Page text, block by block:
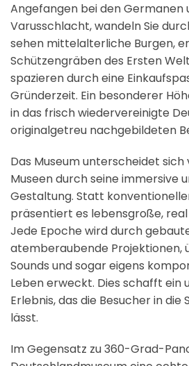
Angefangen bei den Germanen
Varusschlacht, wandeln Sie
sehen mittelalterliche Burgen,
Schützengräben des Ersten
spazieren durch eine
Gründerzeit. Ein besonderer
in das frisch wiedervereinigte
originalgetreu nachgebildeten
Das Museum unterscheidet
Museen durch seine immersive
Gestaltung. Statt
präsentiert es lebensgroße,
Jede Epoche wird durch
atemberaubende Projektionen,
Sounds und sogar eigens
Leben erweckt. Dies schafft ein
Erlebnis, das die Besucher in
lässt.
Im Gegensatz zu 360-Grad-